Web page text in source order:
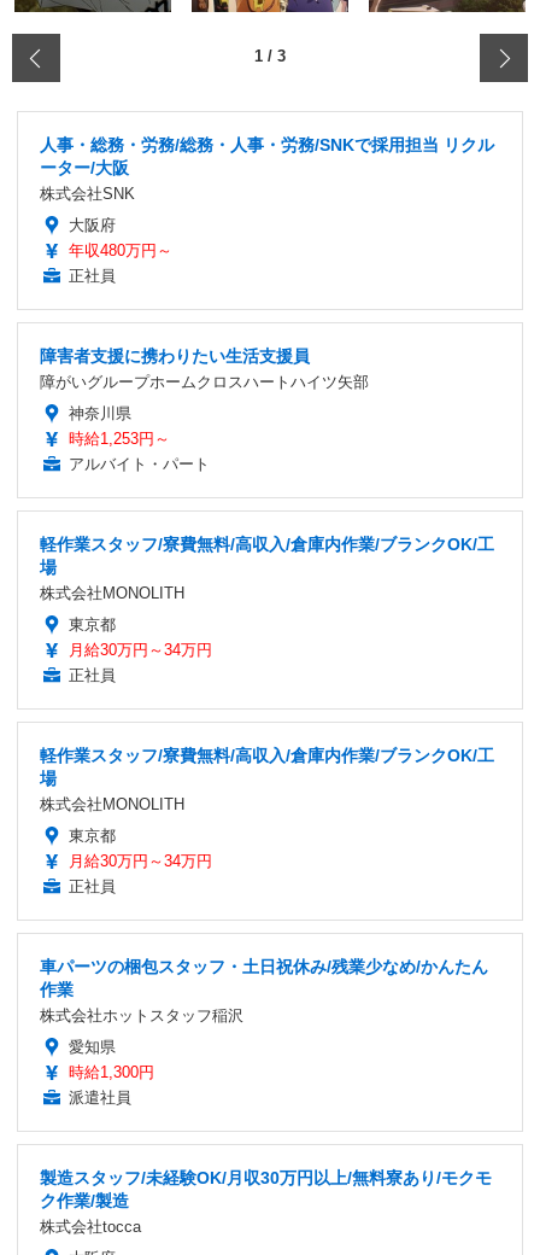
1 / 3
人事・総務・労務/総務・人事・労務/SNKで採用担当 リクル
ーター/大阪
株式会社SNK
大阪府
年収480万円～
正社員
障害者支援に携わりたい生活支援員
障がいグループホームクロスハートハイツ矢部
神奈川県
時給1,253円～
アルバイト・パート
軽作業スタッフ/寮費無料/高収入/倉庫内作業/ブランクOK/工
場
株式会社MONOLITH
東京都
月給30万円～34万円
正社員
軽作業スタッフ/寮費無料/高収入/倉庫内作業/ブランクOK/工
場
株式会社MONOLITH
東京都
月給30万円～34万円
正社員
車パーツの梱包スタッフ・土日祝休み/残業少なめ/かんたん
作業
株式会社ホットスタッフ稲沢
愛知県
時給1,300円
派遣社員
製造スタッフ/未経験OK/月収30万円以上/無料寮あり/モクモ
ク作業/製造
株式会社tocca